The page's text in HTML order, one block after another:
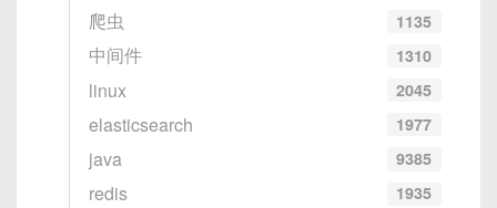
爬虫 1135
中间件 1310
linux 2045
elasticsearch 1977
java 9385
redis 1935